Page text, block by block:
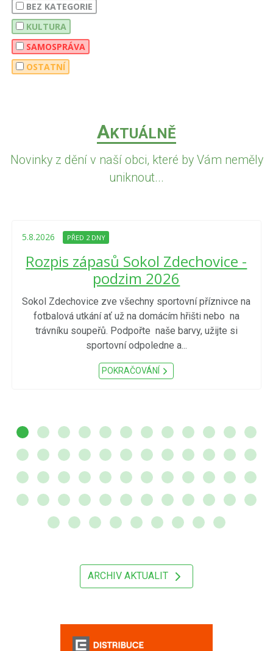
BEZ KATEGORIE
KULTURA
SAMOSPRÁVA
OSTATNÍ
AKTUÁLNĚ
Novinky z dění v naší obci, které by Vám neměly
uniknout...
5.8.2026 PŘED 2 DNY
Rozpis zápasů Sokol Zdechovice -
podzim 2026
Sokol Zdechovice zve všechny sportovní příznivce na
fotbalová utkání ať už na domácím hřišti nebo na
trávníku soupeřů. Podpořte naše barvy, užijte si
sportovní odpoledne a...
POKRAČOVÁNÍ
ARCHIV AKTUALIT